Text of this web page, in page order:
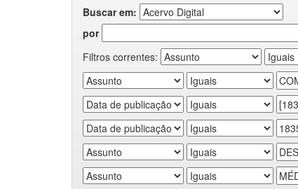
Buscar em:
por
Filtros correntes: